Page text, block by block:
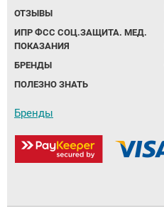
ОТЗЫВЫ
ИПР ФСС СОЦ.ЗАЩИТА. МЕД.
ПОКАЗАНИЯ
БРЕНДЫ
ПОЛЕЗНО ЗНАТЬ
Бренды